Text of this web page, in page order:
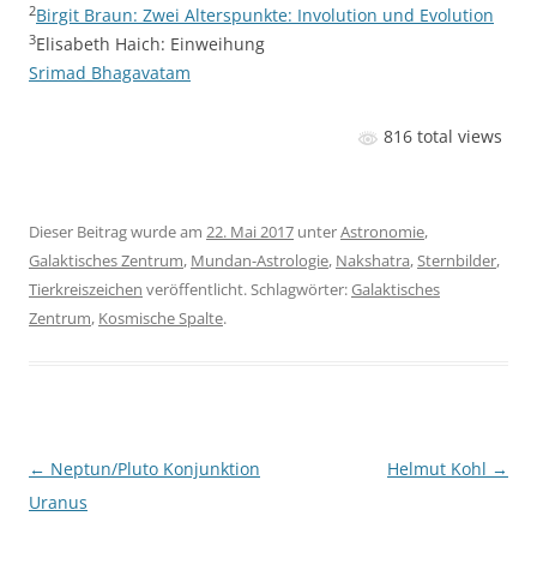
2Birgit Braun: Zwei Alterspunkte: Involution und Evolution
3Elisabeth Haich: Einweihung
Srimad Bhagavatam
816 total views
Dieser Beitrag wurde am 22. Mai 2017 unterAstronomie,
Galaktisches Zentrum, Mundan-Astrologie, Nakshatra, Sternbilder,
Tierkreiszeichen veröffentlicht. Schlagwörter:Galaktisches
Zentrum, Kosmische Spalte.
Beitragsnavigation
← Neptun/Pluto Konjunktion
Uranus
Helmut Kohl →